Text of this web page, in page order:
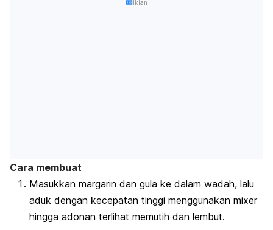
Iklan
Cara membuat
Masukkan margarin dan gula ke dalam wadah, lalu
aduk dengan kecepatan tinggi menggunakan mixer
hingga adonan terlihat memutih dan lembut.